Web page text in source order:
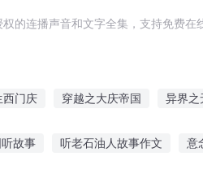
的连播声音和文字全集，支持免费在
西门庆 穿越之大庆帝国 异界之
故事 听老石油人故事作文 意